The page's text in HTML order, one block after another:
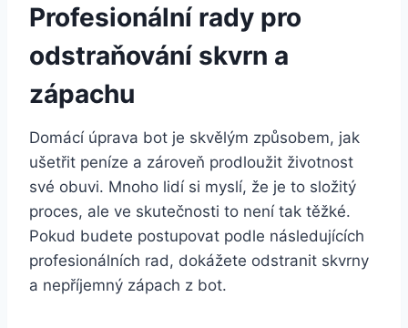
Profesionální rady pro
odstraňování skvrn a
zápachu
Domácí úprava bot je skvělým způsobem, jak
ušetřit peníze a ⁢zároveň prodloužit životnost
své obuvi. Mnoho lidí si myslí, že je to složitý
proces, ale ⁣ve skutečnosti to není tak těžké.
Pokud budete postupovat podle následujících
⁢profesionálních rad, dokážete odstranit skvrny
a nepříjemný zápach z‍ bot.